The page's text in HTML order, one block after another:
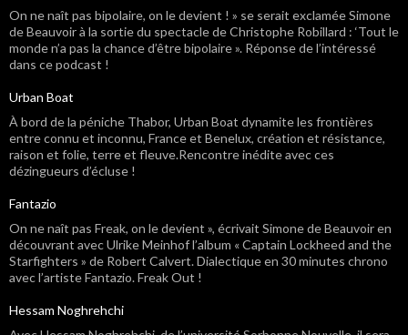
On ne naît pas bipolaire, on le devient ! » se serait exclamée Simone
de Beauvoir à la sortie du spectacle de Christophe Robillard : ‘Tout le
monde n’a pas la chance d’être bipolaire ». Réponse de l’intéressé
dans ce podcast !
Urban Boat
À bord de la péniche Thabor, Urban Boat dynamite les frontières
entre connu et inconnu, France et Benelux, création et résistance,
raison et folie, terre et fleuve.Rencontre inédite avec ces
dézingueurs d’écluse !
Fantazio
On ne naît pas Freak, on le devient », écrivait Simone de Beauvoir en
découvrant avec Ulrike Meinhof l’album « Captain Lockheed and the
Starfighters » de Robert Calvert. Dialectique en 30 minutes chrono
avec l’artiste Fantazio. Freak Out !
Hessam Noghrehchi